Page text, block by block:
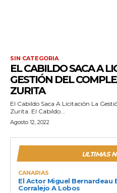
SIN CATEGORIA
EL CABILDO SACA A
GESTIÓN DEL
ZURITA
El Cabildo Saca A Licitación La
Zurita. El Cabildo...
Agosto 12, 2022
ULTIMAS
CANARIAS
El Actor Miguel Bernardeau
Corralejo A Lobos